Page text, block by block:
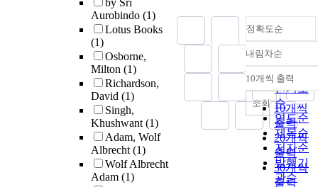
by Sri
Aurobindo (1)
Lotus Books
(1)
Osborne,
Milton (1)
Richardson,
David (1)
Singh,
Khushwant(1)
Adam, Wolf
Albrecht(1)
Wolf Albrecht
Adam (1)
정확도순
정확도
순
인기도
순
연도순
제목순
저자순
발행기
관순
내림차순
내림차
10개씩 출력
10개씩
출력
20개씩
출력
30개씩
출력
조회